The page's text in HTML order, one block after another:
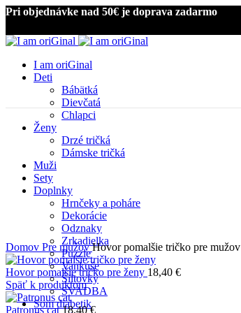
Pri objednávke nad 50€ je doprava zadarmo
I am oriGinal
Deti
Bábätká
Dievčatá
Chlapci
Ženy
Drzé tričká
Dámske tričká
Muži
Sety
Doplnky
Hrnčeky a poháre
Dekorácie
Odznaky
Zrkadielka
Puzzle
Vankúše
Šiltovky
SVADBA
Som diabetik
Kliknite pre zväčšenie
Domov Pre mužovHovor pomalšie tričko pre mužov
Hovor pomalšie tričko pre ženy 18,40 €
Späť k produktom
Patronus cat18,40€